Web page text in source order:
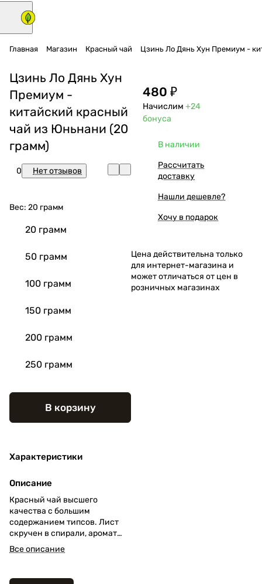
Главная Магазин Красный чай Цзинь Ло Дянь Хун Премиум -
Цзинь Ло Дянь Хун
Премиум -
китайский красный
чай из Юньнани (20
грамм)
0 Нет отзывов
Вес: 20 грамм
20 грамм
50 грамм
100 грамм
150 грамм
200 грамм
250 грамм
В корзину
Характеристики
Описание
Красный чай высшего
качества с большим
содержанием типсов. Лист
скручен в спирали, аромат
насыщенный, с оттенками
карамели и меда.
Все описание
480 ₽
Начислим +24
бонуса
В наличии
Рассчитать
доставку
Нашли дешевле?
Хочу в подарок
Цена действительна только
для интернет-магазина и
может отличаться от цен в
розничных магазинах